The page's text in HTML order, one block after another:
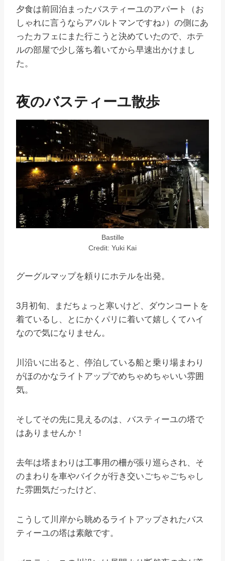
夕食は前回泊まったバスティーユのアパート（お
しゃれに言うならアパルトマンですね♪）の側にあ
ったカフェにまた行こうと決めていたので、ホテ
ルの部屋で少し落ち着いてから早速出かけまし
た。
夜のバスティーユ散歩
Bastille
Credit: Yuki Kai
グーグルマップを頼りにホテルを出発。
3月初旬、まだちょっと寒いけど、ダウンコートを
着ているし、とにかくパリに着いて嬉しくてハイ
なので気になりません。
川沿いに出ると、停泊している船と乗り場まわり
がほのかなライトアップでめちゃめちゃいい雰囲
気。
そしてその先に見えるのは、バスティーユの塔で
はありませんか！
去年は塔まわりは工事用の柵が張り巡らされ、そ
のまわりを車やバイクが行き交いごちゃごちゃし
た雰囲気だったけど、
こうして川岸から眺めるライトアップされたバス
ティーユの塔は素敵です。